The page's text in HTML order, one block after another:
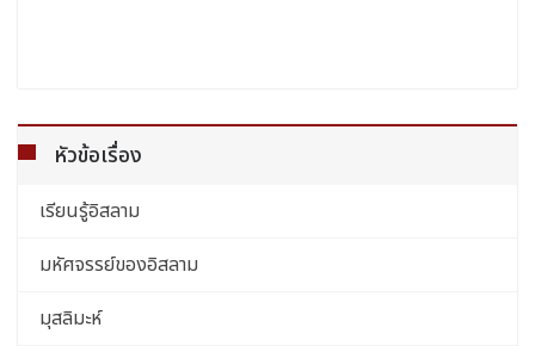
หัวข้อเรื่อง
เรียนรู้อิสลาม
มหัศจรรย์ของอิสลาม
มุสลิมะห์